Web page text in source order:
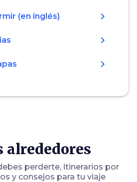
(en inglés) chevron_right
chevron_right
chevron_right
alrededores
perderte, itinerarios por
y consejos para tu viaje